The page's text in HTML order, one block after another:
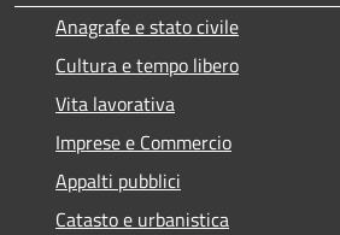
Anagrafe e stato civile
Cultura e tempo libero
Vita lavorativa
Imprese e Commercio
Appalti pubblici
Catasto e urbanistica